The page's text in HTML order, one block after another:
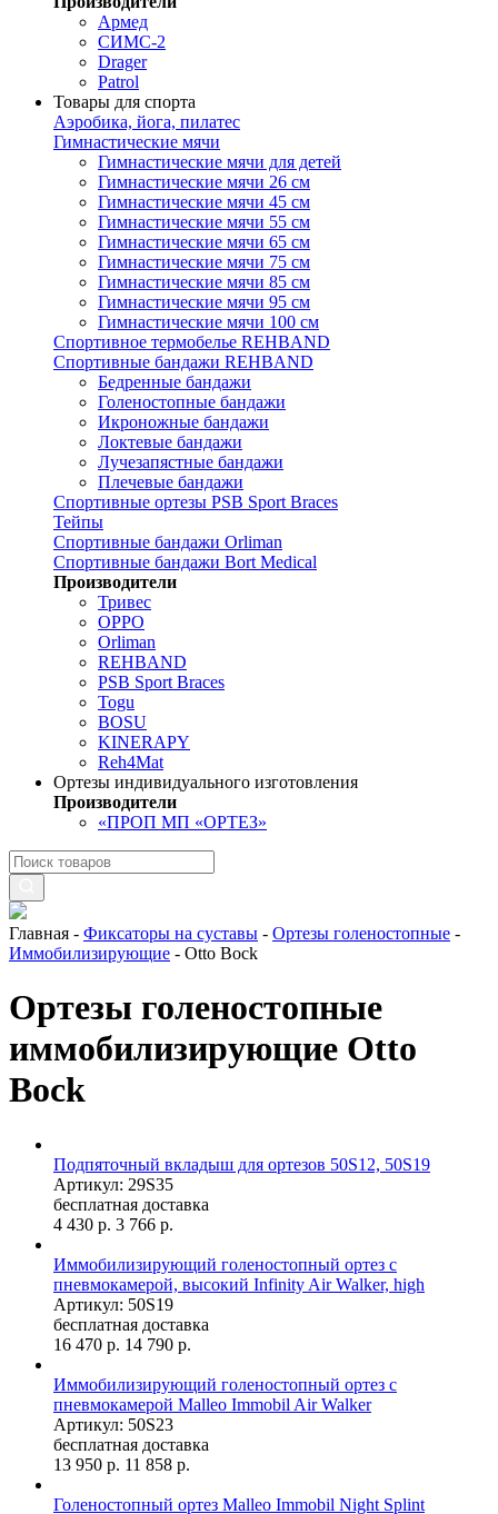
Армед
СИМС-2
Drager
Patrol
Товары для спорта
Аэробика, йога, пилатес
Гимнастические мячи
Гимнастические мячи для детей
Гимнастические мячи 26 см
Гимнастические мячи 45 см
Гимнастические мячи 55 см
Гимнастические мячи 65 см
Гимнастические мячи 75 см
Гимнастические мячи 85 см
Гимнастические мячи 95 см
Гимнастические мячи 100 см
Спортивное термобелье REHBAND
Спортивные бандажи REHBAND
Бедренные бандажи
Голеностопные бандажи
Икроножные бандажи
Локтевые бандажи
Лучезапястные бандажи
Плечевые бандажи
Спортивные ортезы PSB Sport Braces
Тейпы
Спортивные бандажи Orliman
Спортивные бандажи Bort Medical
Производители
Тривес
OPPO
Orliman
REHBAND
PSB Sport Braces
Togu
BOSU
KINERAPY
Reh4Mat
Ортезы индивидуального изготовления
Производители
«ПРОП МП «ОРТЕЗ»
Главная - Фиксаторы на суставы - Ортезы голеностопные -
Иммобилизирующие - Otto Bock
Ортезы голеностопные
иммобилизирующие Otto
Bock
Подпяточный вкладыш для ортезов 50S12, 50S19
Артикул: 29S35
бесплатная доставка
4 430 р. 3 766 р.
Иммобилизирующий голеностопный ортез с
пневмокамерой, высокий Infinity Air Walker, high
Артикул: 50S19
бесплатная доставка
16 470 р. 14 790 р.
Иммобилизирующий голеностопный ортез с
пневмокамерой Malleo Immobil Air Walker
Артикул: 50S23
бесплатная доставка
13 950 р. 11 858 р.
Голеностопный ортез Malleo Immobil Night Splint